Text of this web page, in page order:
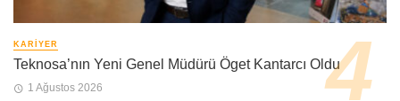
KARIYER
Teknosa’nın Yeni Genel Müdürü Öget Kantarcı Oldu
1 Ağustos 2026